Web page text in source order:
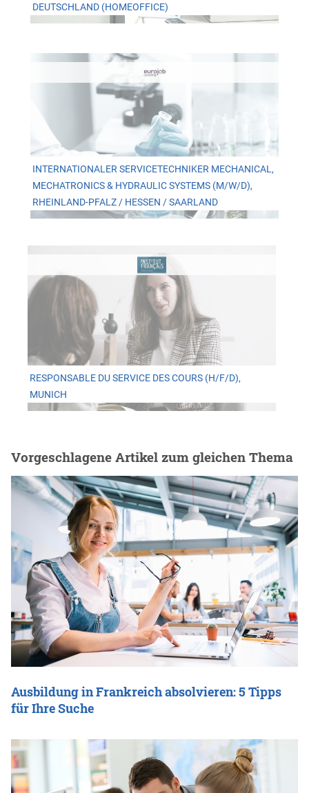
DEUTSCHLAND (HOMEOFFICE)
INTERNATIONALER SERVICETECHNIKER MECHANICAL,
MECHATRONICS & HYDRAULIC SYSTEMS (M/W/D),
RHEINLAND-PFALZ / HESSEN / SAARLAND
RESPONSABLE DU SERVICE DES COURS (H/F/D),
MUNICH
Vorgeschlagene Artikel zum gleichen Thema
Ausbildung in Frankreich absolvieren: 5 Tipps
für Ihre Suche